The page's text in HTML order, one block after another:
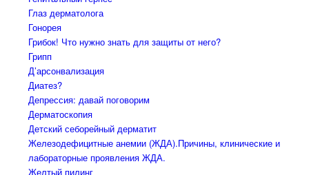
Глаз дерматолога
Гонорея
Грибок! Что нужно знать для защиты от него?
Грипп
Д’арсонвализация
Диатез?
Депрессия: давай поговорим
Дерматоскопия
Детский себорейный дерматит
Железодефицитные анемии (ЖДА).Причины, клинические и
лабораторные проявления ЖДА.
Желтый пилинг